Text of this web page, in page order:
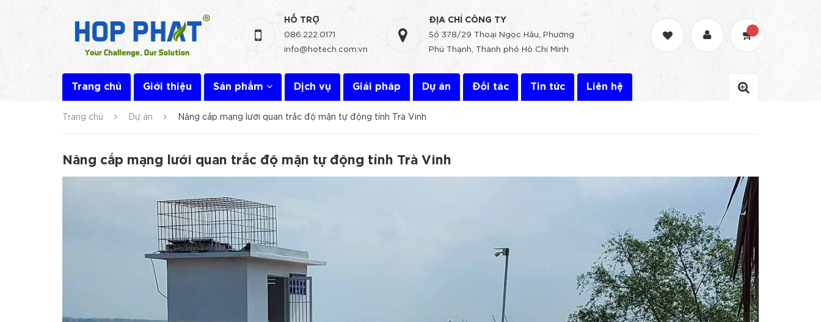
HỖ TRỢ
086.222.0171
info@hotech.com.vn
ĐỊA CHỈ CÔNG TY
Số 378/29 Thoại Ngọc Hầu, Phường
Phú Thạnh, Thành phố Hồ Chí Minh
Trang chủ Giới thiệu Sản phẩm Dịch vụ Giải pháp Dự án Đối tác Tin tức Liên hệ
Trang chủ Dự án Nâng cấp mạng lưới quan trắc độ mặn tự động tỉnh Trà Vinh
Nâng cấp mạng lưới quan trắc độ mặn tự động tỉnh Trà Vinh